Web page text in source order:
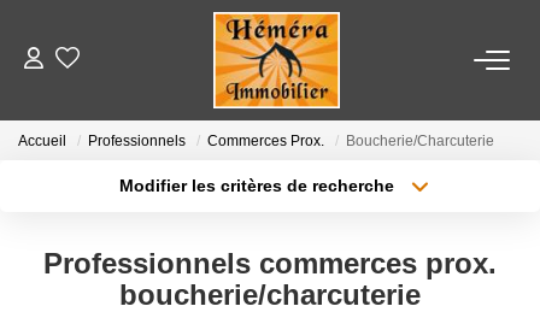
LOCATIONS
VENTES
ESTIMATION
Accueil Professionnels Commerces Prox. Boucherie/Charcuterie
Modifier les critères de recherche
Surface min Budget max
Professionnels commerces prox.
boucherie/charcuterie